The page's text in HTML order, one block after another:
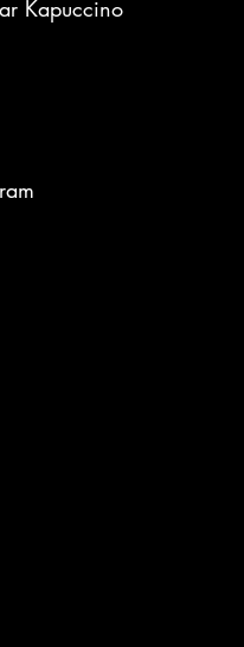
Kapuccino